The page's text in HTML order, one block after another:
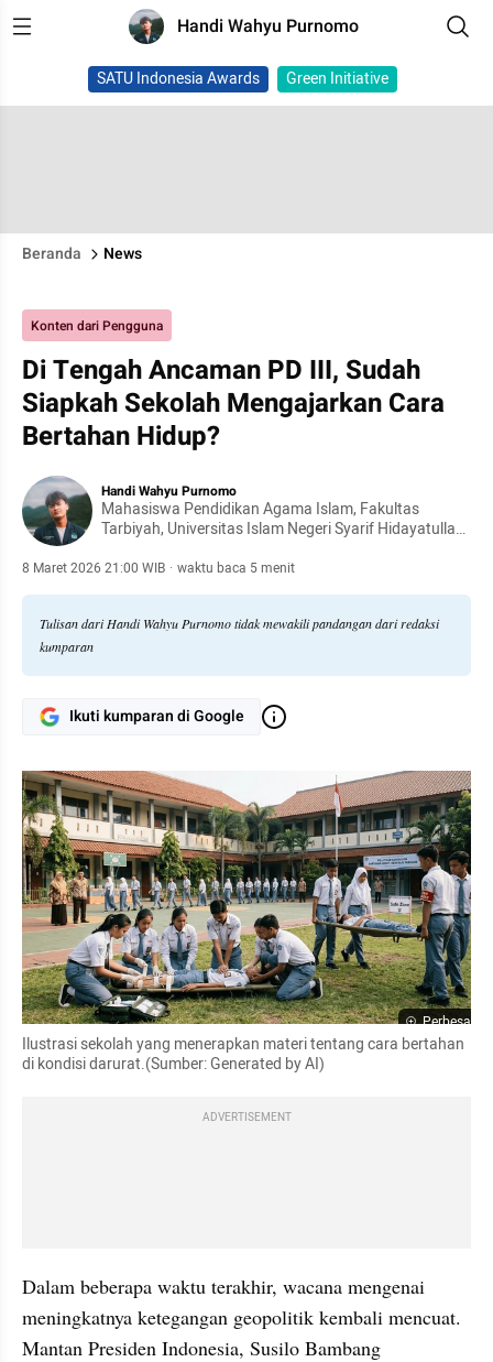
Handi Wahyu Purnomo
SATU Indonesia Awards Green Initiative
Beranda News
Konten dari Pengguna
Di Tengah Ancaman PD III, Sudah
Siapkah Sekolah Mengajarkan Cara
Bertahan Hidup?
Handi Wahyu Purnomo
Mahasiswa Pendidikan Agama Islam, Fakultas
Tarbiyah, Universitas Islam Negeri Syarif Hidayatullah
kebijakan publik di bidang pendidikan, dan tantangan
8 Maret 2026 21:00 WIB · waktu baca 5 menit
Tulisan dari Handi Wahyu Purnomo tidak mewakili pandangan dari redaksi
kumparan
Ikuti kumparan di Google
Perbesar
Ilustrasi sekolah yang menerapkan materi tentang cara bertahan
di kondisi darurat.(Sumber: Generated by AI)
ADVERTISEMENT
Dalam beberapa waktu terakhir, wacana mengenai
meningkatnya ketegangan geopolitik kembali mencuat.
Mantan Presiden Indonesia, Susilo Bambang